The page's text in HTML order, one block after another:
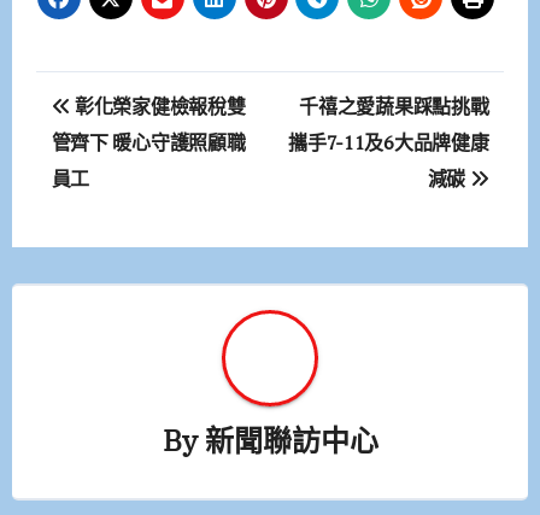
文
章
導
覽
彰化榮家健檢報稅雙
管齊下 暖心守護照顧職
員工
千禧之愛蔬果踩點挑戰
攜手7-11及6大品牌健康
減碳
By新聞聯訪中心